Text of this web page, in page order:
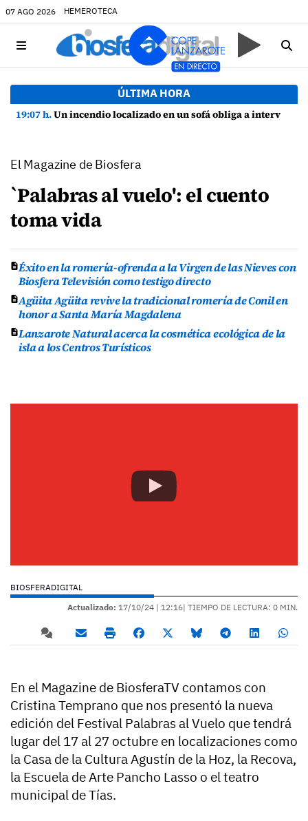
07 AGO 2026 HEMEROTECA
ÚLTIMA HORA
19:07 h.Un incendio localizado en un sofá obliga a intervenir en una vivienda de Playa Honda
El Magazine de Biosfera
`Palabras al vuelo': el cuento
toma vida
Éxito en la romería-ofrenda a la Virgen de las Nieves con
Biosfera Televisión como testigo directo
Agüita Agüita revive la tradicional romería de Conil en
honor a Santa María Magdalena
Lanzarote Natural acerca la cosmética ecológica de la
isla a los Centros Turísticos
BIOSFERADIGITAL
Actualizado: 17/10/24 | 12:16| TIEMPO DE LECTURA: 0 MIN.
En el Magazine de BiosferaTV contamos con
Cristina Temprano que nos presentó la nueva
edición del Festival Palabras al Vuelo que tendrá
lugar del 17 al 27 octubre en localizaciones como
la Casa de la Cultura Agustín de la Hoz, la Recova,
la Escuela de Arte Pancho Lasso o el teatro
municipal de Tías.